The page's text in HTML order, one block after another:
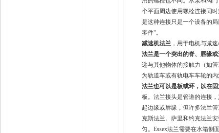
个平面周边使用螺栓连接同
是这种连接只是一个设备的
零件"。
减速机法兰 ，用于电机与减
法兰是一个突出的脊、唇缘
递与其他物体的接触力（如
为轨道车或有轨电车车轮的
法兰也可以是板或环，以在
板。法兰接头是管道的连接
起边缘或唇缘，但许多法兰
克斯法兰。萨里和约克法兰
匀。Essex法兰需要在水箱侧